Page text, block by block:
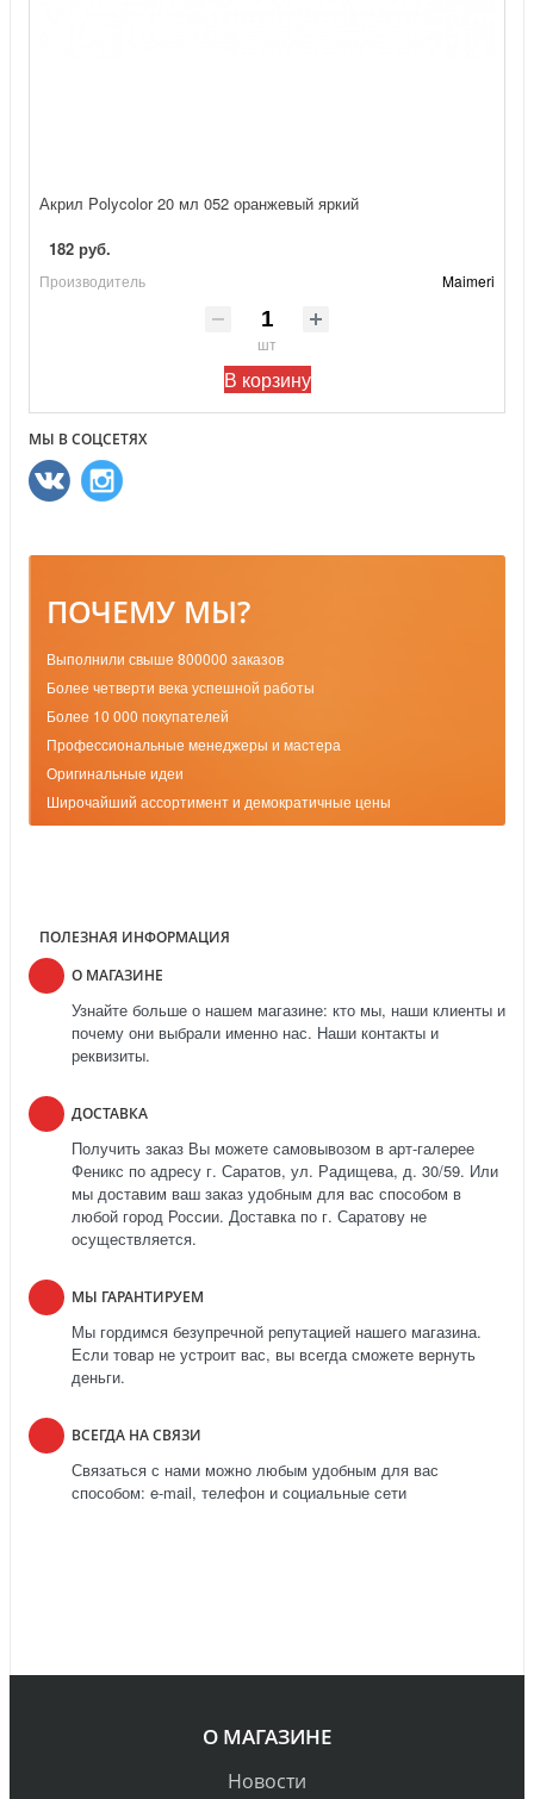
Акрил Polycolor 20 мл 052 оранжевый яркий
182 руб.
Производитель Maimeri
шт
В корзину
МЫ В СОЦСЕТЯХ
ПОЧЕМУ МЫ?
Выполнили свыше 800000 заказов
Более четверти века успешной работы
Более 10 000 покупателей
Профессиональные менеджеры и мастера
Оригинальные идеи
Широчайший ассортимент и демократичные цены
ПОЛЕЗНАЯ ИНФОРМАЦИЯ
О МАГАЗИНЕ
Узнайте больше о нашем магазине: кто мы, наши клиенты и
почему они выбрали именно нас. Наши контакты и
реквизиты.
ДОСТАВКА
Получить заказ Вы можете самовывозом в арт-галерее
Феникс по адресу г. Саратов, ул. Радищева, д. 30/59. Или
мы доставим ваш заказ удобным для вас способом в
любой город России. Доставка по г. Саратову не
осуществляется.
МЫ ГАРАНТИРУЕМ
Мы гордимся безупречной репутацией нашего магазина.
Если товар не устроит вас, вы всегда сможете вернуть
деньги.
ВСЕГДА НА СВЯЗИ
Связаться с нами можно любым удобным для вас
способом: e-mail, телефон и социальные сети
О МАГАЗИНЕ
Новости